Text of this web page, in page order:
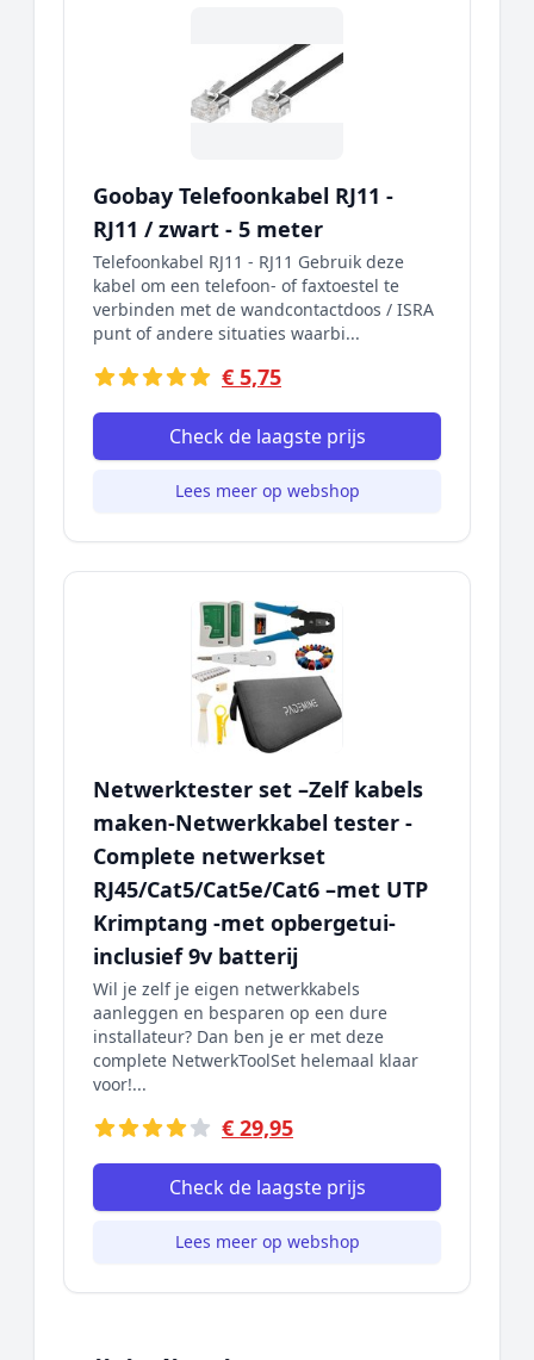
Goobay Telefoonkabel RJ11 -
RJ11 / zwart - 5 meter
Telefoonkabel RJ11 - RJ11 Gebruik deze
kabel om een telefoon- of faxtoestel te
verbinden met de wandcontactdoos / ISRA
punt of andere situaties waarbi...
€ 5,75
Check de laagste prijs
Lees meer op webshop
Netwerktester set –Zelf kabels
maken-Netwerkkabel tester -
Complete netwerkset
RJ45/Cat5/Cat5e/Cat6 –met UTP
Krimptang -met opbergetui-
inclusief 9v batterij
Wil je zelf je eigen netwerkkabels
aanleggen en besparen op een dure
installateur? Dan ben je er met deze
complete NetwerkToolSet helemaal klaar
voor!...
€ 29,95
Check de laagste prijs
Lees meer op webshop